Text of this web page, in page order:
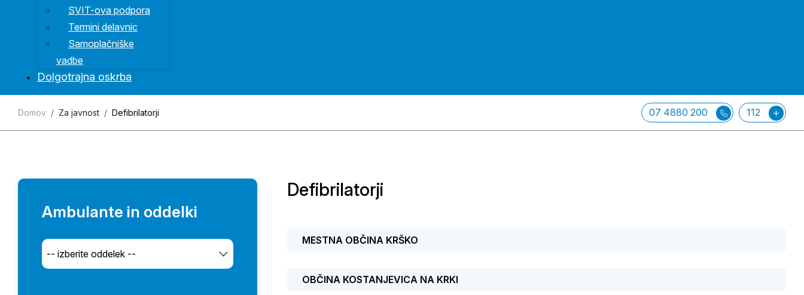
SVIT-ova podpora
Termini delavnic
Samoplačniške
vadbe
Dolgotrajna oskrba
Domov Za javnost Defibrilatorji 07 4880 200 112
Ambulante in oddelki
Defibrilatorji
MESTNA OBČINA KRŠKO
OBČINA KOSTANJEVICA NA KRKI